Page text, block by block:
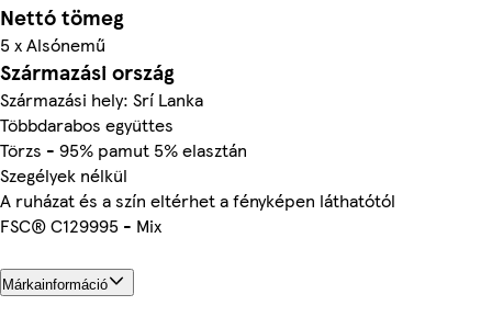
Nettó tömeg
5 x Alsónemű
Származási ország
Származási hely: Srí Lanka
Többdarabos együttes
Törzs - 95% pamut 5% elasztán
Szegélyek nélkül
A ruházat és a szín eltérhet a fényképen láthatótól
FSC® C129995 - Mix
Márkainformáció